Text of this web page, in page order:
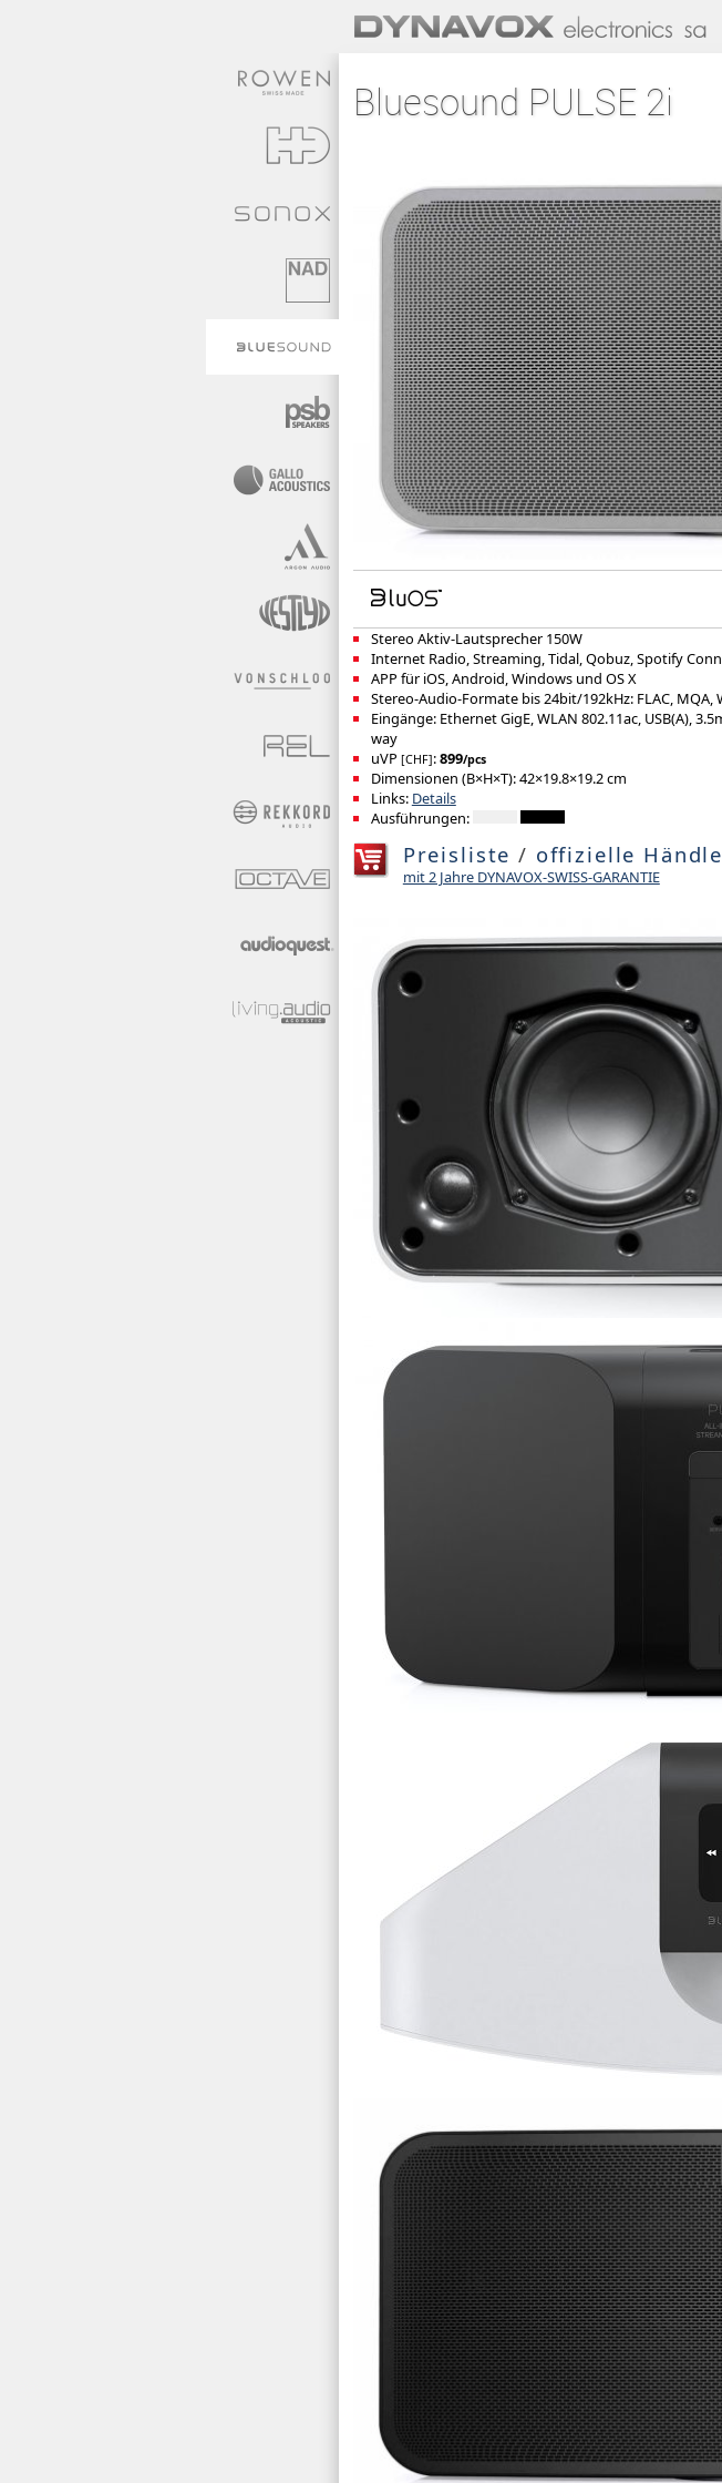
Bluesound PULSE 2i
Stereo Aktiv-Lautsprecher 150W
Internet Radio, Streaming, Tidal, Qobuz, Spotify
APP für iOS, Android, Windows und OS X
Stereo-Audio-Formate bis 24bit/192kHz: FLAC, MQA,
Eingänge: Ethernet GigE, WLAN 802.11ac, USB(A),
way
uVP [CHF]:899/pcs
Dimensionen (B×H×T): 42×19.8×19.2 cm
Links: Details
Ausführungen:
Preisliste / offizielle
mit 2 Jahre DYNAVOX-SWISS-GARANTIE